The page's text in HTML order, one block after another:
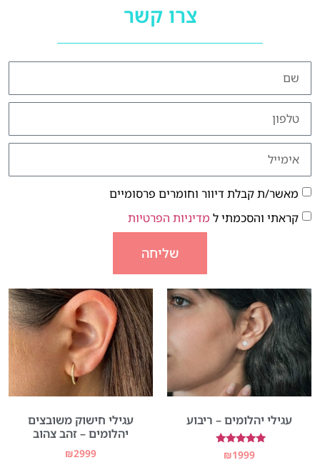
צרו קשר
מאשר/ת קבלת דיוור וחומרים פרסומיים
קראתי והסכמתי ל מדיניות הפרטיות
שליחה
עגילי יהלומים – ריבוע
דורג₪1999
עגילי חישוק משובצים
יהלומים – זהב צהוב
₪2999